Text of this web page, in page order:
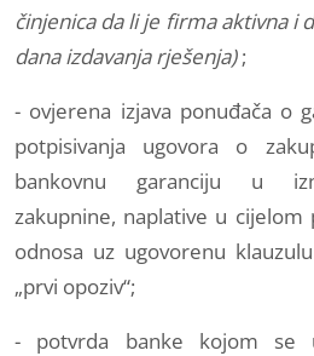
činjenica da li je firma aktivna i
dana izdavanja rješenja);
- ovjerena izjava ponuđača o
potpisivanja ugovora o
bankovnu garanciju u
zakupnine, naplative u cijelom
odnosa uz ugovorenu
„prvi opoziv“;
- potvrda banke kojom se